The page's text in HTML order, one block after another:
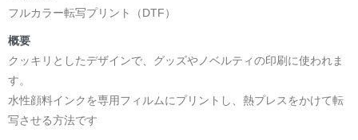
フルカラー転写プリント（DTF）
概要
クッキリとしたデザインで、グッズやノベルティの印刷に使われま
す。
水性顔料インクを専用フィルムにプリントし、熱プレスをかけて転
写させる方法です